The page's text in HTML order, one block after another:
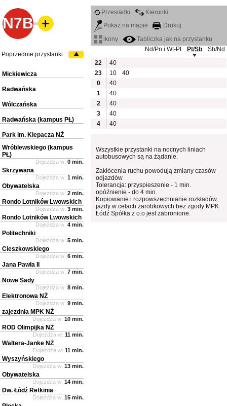
N7B
Przesiadki
Kierunki
Pokaż na mapie
Drukuj
ikony
Tabliczka jak na przystanku
Nd/Pn i Wt-Pt
Pt/Sb
Sb/Nd
22
40
23
10
40
0
40
1
40
2
40
3
40
4
40
Wszystkie przystanki na nocnych liniach
autobusowych są na żądanie.
Zakłócenia ruchu powodują zmiany czasów
odjazdów
Tolerancja: przyspieszenie - 1 min.
opóźnienie - do 4 min.
Kopiowanie i rozpowszechnianie rozkładów
jazdy w celach zarobkowych bez zgody MPK
Łódź Spółka z o.o jest zabronione.
Poprzednie przystanki
Mickiewicza
Radwańska
Wólczańska
Radwańska (kampus PŁ)
Park im. Klepacza NŻ
Wróblewskiego (kampus
PŁ)
Dojeżdża w: 0 min.
Skrzywana
Dojeżdża w: 1 min.
Obywatelska
Dojeżdża w: 2 min.
Rondo Lotników Lwowskich
Dojeżdża w: 3 min.
Rondo Lotników Lwowskich
Dojeżdża w: 4 min.
Politechniki
Dojeżdża w: 5 min.
Cieszkowskiego
Dojeżdża w: 6 min.
Jana Pawła II
Dojeżdża w: 7 min.
Nowe Sady
Dojeżdża w: 8 min.
Elektronowa NŻ
Dojeżdża w: 9 min.
zajezdnia MPK NŻ
Dojeżdża w: 10 min.
ROD Olimpijka NŻ
Dojeżdża w: 11 min.
Waltera-Janke NŻ
Dojeżdża w: 11 min.
Wyszyńskiego
Dojeżdża w: 13 min.
Obywatelska
Dojeżdża w: 14 min.
Dw. Łódź Retkinia
Dojeżdża w: 15 min.